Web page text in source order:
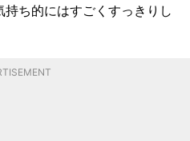
ち的にはすごくすっきりし